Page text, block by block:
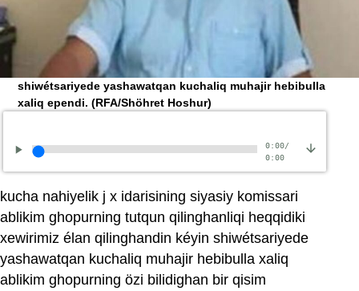
shiwétsariyede yashawatqan kuchaliq muhajir hebibulla
xaliq ependi.(RFA/Shöhret Hoshur)
0:00/
0:00
kucha nahiyelik j x idarisining siyasiy komissari
ablikim ghopurning tutqun qilinghanliqi heqqidiki
xewirimiz élan qilinghandin kéyin shiwétsariyede
yashawatqan kuchaliq muhajir hebibulla xaliq
ablikim ghopurning özi bilidighan bir qisim